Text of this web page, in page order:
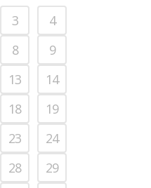
3
4
8
9
13
14
18
19
23
24
28
29